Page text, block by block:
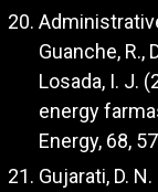
Guanche, R.,
Losada, I. J.
energy
Energy, 68,
Gujarati, D.